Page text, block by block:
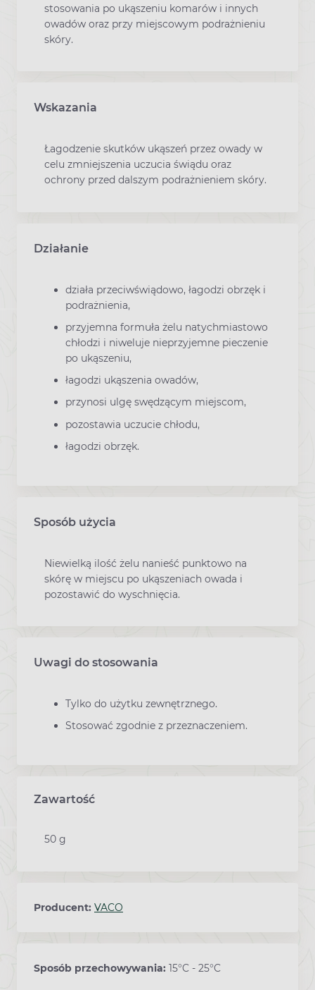
stosowania po ukąszeniu komarów ​i innych
owadów oraz przy miejscowym podrażnieniu
skóry.​
Wskazania
Łagodzenie skutków ukąszeń przez owady w
celu zmniejszenia uczucia świądu oraz
ochrony przed dalszym podrażnieniem skóry.
Działanie
działa przeciwświądowo, łagodzi obrzęk ​i
podrażnienia,
przyjemna formuła żelu natychmiastowo
chłodzi i niweluje nieprzyjemne pieczenie
po ukąszeniu,
łagodzi ukąszenia owadów,
przynosi ulgę swędzącym miejscom,
pozostawia uczucie chłodu,
łagodzi obrzęk.
Sposób użycia
Niewielką ilość żelu nanieść punktowo na
skórę w miejscu po ukąszeniach owada i
pozostawić do wyschnięcia.
Uwagi do stosowania
Tylko do użytku zewnętrznego.
Stosować zgodnie z przeznaczeniem.
Zawartość
50 g
Producent: VACO
Sposób przechowywania: 15°C - 25°C